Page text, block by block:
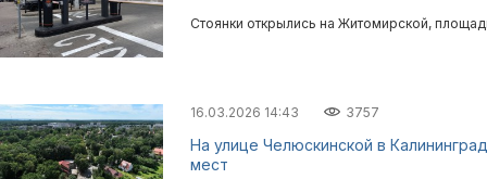
Стоянки открылись на Житомирской,
16.03.2026 14:43 3757
На улице Челюскинской в
мест